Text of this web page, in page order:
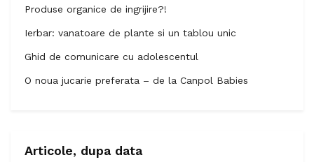
Produse organice de ingrijire?!
Ierbar: vanatoare de plante si un tablou unic
Ghid de comunicare cu adolescentul
O noua jucarie preferata – de la Canpol Babies
Articole, dupa data